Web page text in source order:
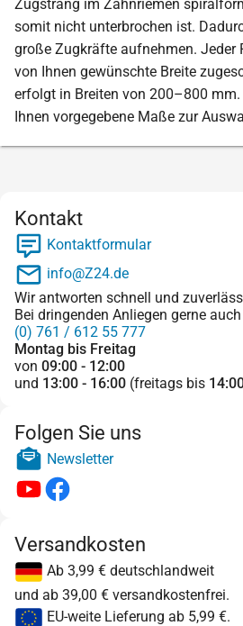
Zugstrang im Zahnriemen
somit nicht unterbrochen ist.
große Zugkräfte aufnehmen. Jeder
von Ihnen gewünschte Breite
erfolgt in Breiten von 200–800 mm.
Ihnen vorgegebene Maße zur
Kontakt
Kontaktformular
info@Z24.de
Wir antworten schnell und
Bei dringenden Anliegen gerne
(0) 761 / 612 55 777
Montag bis Freitag
von 09:00 - 12:00
und 13:00 - 16:00 (freitags bis
Folgen Sie uns
Newsletter
Versandkosten
Ab 3,99 € deutschlandweit
und ab 39,00 € versandkostenfrei.
EU-weite Lieferung ab 5,99 €.